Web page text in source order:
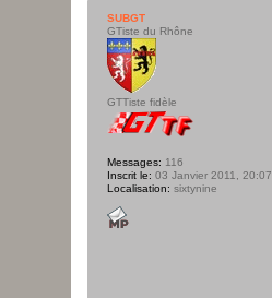
SUBGT
GTiste du Rhône
GTTiste fidèle
Messages: 116
Inscrit le: 03 Janvier 2011, 20:07
Localisation: sixtynine